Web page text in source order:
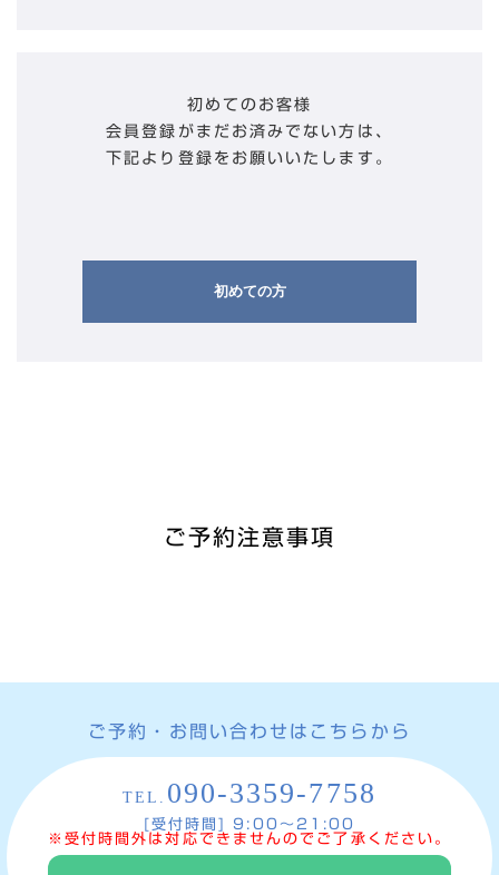
初めてのお客様
会員登録がまだお済みでない方は、
下記より登録をお願いいたします。
初めての方
ご予約注意事項
ご予約・お問い合わせはこちらから
TEL. 090-3359-7758
[受付時間] 9:00〜21:00
※受付時間外は対応できませんのでご了承ください。